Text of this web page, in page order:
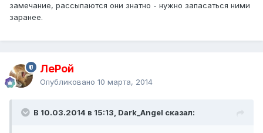
замечание, рассыпаются они знатно - нужно запасаться ними
заранее.
ЛеРой
Опубликовано 10 марта, 2014
В 10.03.2014 в 15:13, Dark_Angel сказал: